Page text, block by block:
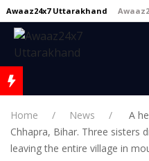
Awaaz24x7 Uttarakhand
Home News
A
Chhapra, Bihar. Three sisters
leaving the entire village in